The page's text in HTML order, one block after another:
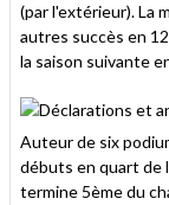
(par l'extérieur). La
autres succès en
la saison suivante
Auteur de six
débuts en quart de
termine 5ème du